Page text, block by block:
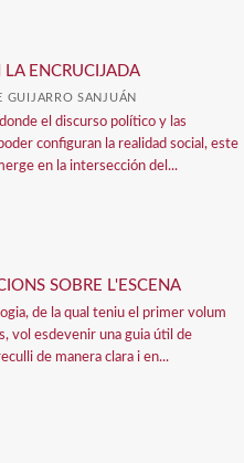
LA ENCRUCIJADA
GUIJARRO SANJUÁN
el discurso político y las
configuran la realidad social, este
en la intersección del...
SOBRE L'ESCENA
de la qual teniu el primer volum
vol esdevenir una guia útil de
de manera clara i en...